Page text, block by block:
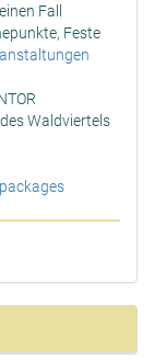
Fall
Feste
Waldviertels